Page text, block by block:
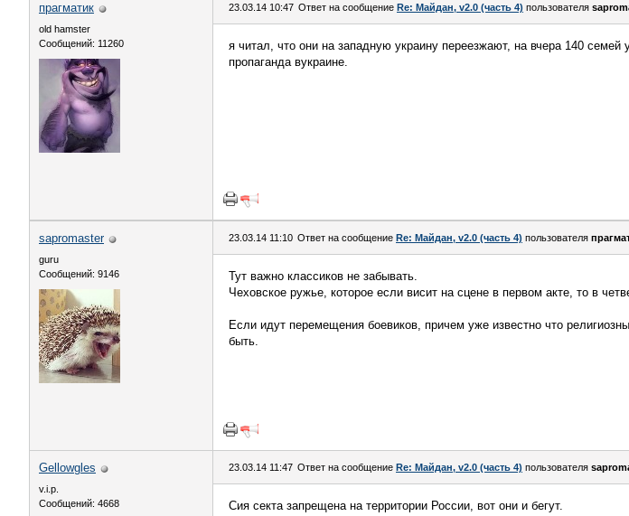
прагматик
old hamster
Сообщений: 11260
23.03.14 10:47 Ответ на сообщение Re: Майдан, v2.0 (часть 4) пользователя
я читал, что они на западную украину переезжают, на вчера 140
пропаганда вукраине.
sapromaster
guru
Сообщений: 9146
23.03.14 11:10 Ответ на сообщение Re: Майдан, v2.0 (часть 4) пользователя
Тут важно классиков не забывать.
Чеховское ружье, которое если висит на сцене в первом акте, то в
Если идут перемещения боевиков, причем уже известно что
быть.
Gellowgles
v.i.p.
Сообщений: 4668
23.03.14 11:47 Ответ на сообщение Re: Майдан, v2.0 (часть 4) пользователя
Сия секта запрещена на территории России, вот они и бегут.